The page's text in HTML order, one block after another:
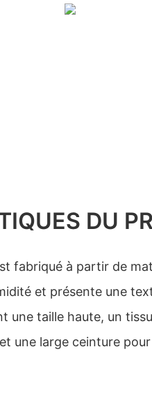
DU
fabriqué à partir de
et présente une
une taille haute, un
une large ceinture